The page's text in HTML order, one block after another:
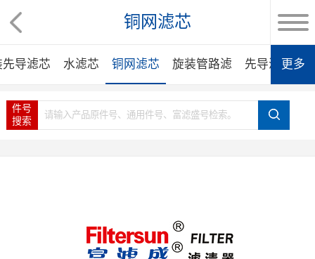
铜网滤芯
导滤芯 水滤芯 铜网滤芯 旋装管路滤 先导滤芯更多
件号
搜索